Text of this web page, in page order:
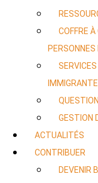
COFFRE
GESTION
ACTUALITÉS
CONTRIBUER
DEVENIR